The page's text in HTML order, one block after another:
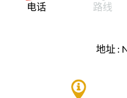
电话 路线
地址 :